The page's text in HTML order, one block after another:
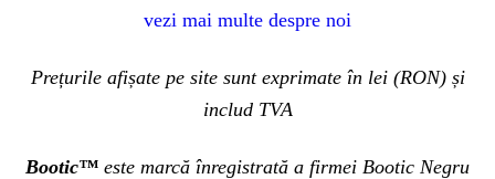
vezi mai multe despre noi
Prețurile afișate pe site sunt exprimate în lei (RON) și
includ TVA
Bootic™ este marcă înregistrată a firmei Bootic Negru